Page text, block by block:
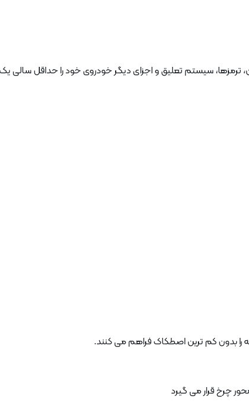
سیستم تعلیق و اجزای دیگر خودروی خود را حداقل سالی
بدون کم ترین اصطکاک فراهم می کنند.
چرخ قرار می گیرد